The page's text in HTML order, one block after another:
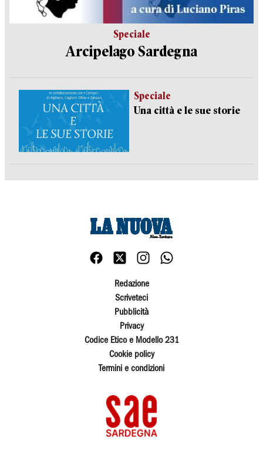
Speciale
Arcipelago Sardegna
Speciale
Una città e le sue storie
Redazione
Scriveteci
Pubblicità
Privacy
Codice Etico e Modello 231
Cookie policy
Termini e condizioni